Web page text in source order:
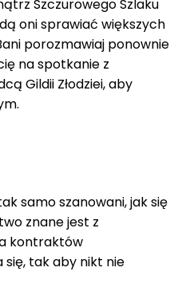
Szczurowego Szlaku
oni sprawiać większych
porozmawiaj ponownie
na spotkanie z
Gildii Złodziei, aby
samo szanowani, jak się
znane jest z
kontraktów
tak aby nikt nie